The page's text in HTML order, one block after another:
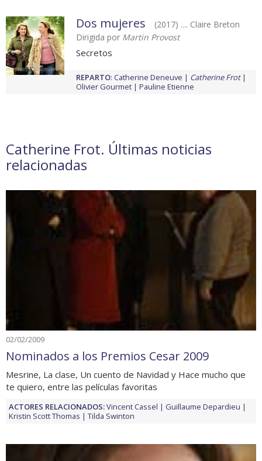
Dos mujeres
(2017) .... Claire Breton
Dirigida por Martin Provost
Secretos
REPARTO: Catherine Deneuve
Catherine Frot
Olivier Gourmet
Pauline Etienne
Catherine Frot. Últimas noticias
relacionadas
02/02/2009
Nominados a los Premios Cesar 2009
Mesrine, La clase, Un cuento de Navidad y Hace mucho que
te quiero, entre las películas favoritas
ACTORES RELACIONADOS:Vincent Cassel
Guillaume Depardieu
Kristin Scott Thomas
Tilda Swinton